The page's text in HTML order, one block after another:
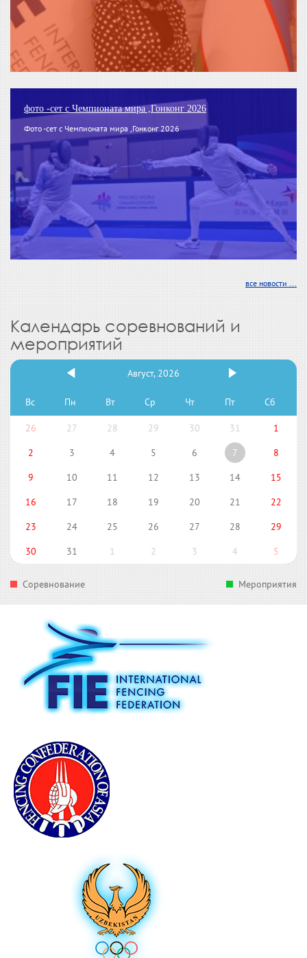
фото -сет с Чемпионата мира ,Гонконг 2026
Фото -сет с Чемпионата мира ,Гонконг 2026
все новости ...
Календарь соревнований и
мероприятий
Август, 2026
Вс Пн Вт Ср Чт Пт Сб
26 27 28 29 30 31
1
2
3 4 5 6 7
8
9
10 11 12 13 14
15
16
17 18 19 20 21
22
23
24 25 26 27 28
29
30
31 1 2 3 4 5
Соревнование Мероприятия